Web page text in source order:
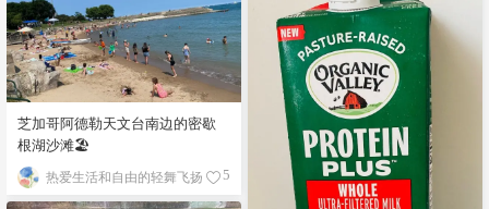
芝加哥阿德勒天文台南边的密歇
根湖沙滩🏖️
热爱生活和自由的轻舞飞扬 5